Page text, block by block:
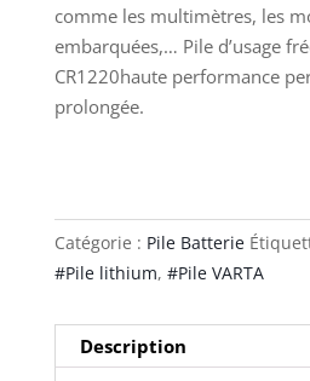
comme les multimètres, les
embarquées,… Pile d’usage
CR1220haute performance
prolongée.
Catégorie : Pile Batterie
#Pile lithium, #Pile VARTA
Description